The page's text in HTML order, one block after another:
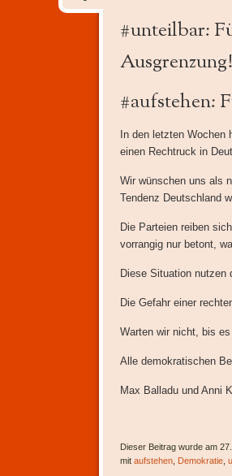
#unteilbar:
Ausgrenzung!
#aufstehen:
In den letzten Wochen
einen Rechtruck in
Wir wünschen uns als
Tendenz Deutschland
Die Parteien reiben
vorrangig nur betont,
Diese Situation nutzen
Die Gefahr einer
Warten wir nicht, bis
Alle demokratischen
Max Balladu und Anni
Dieser Beitrag wurde am
mit aufstehen, Demokratie,